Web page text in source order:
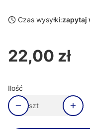
Czas wysyłki:zapytaj
Cena
22,00 zł
Ilość
szt